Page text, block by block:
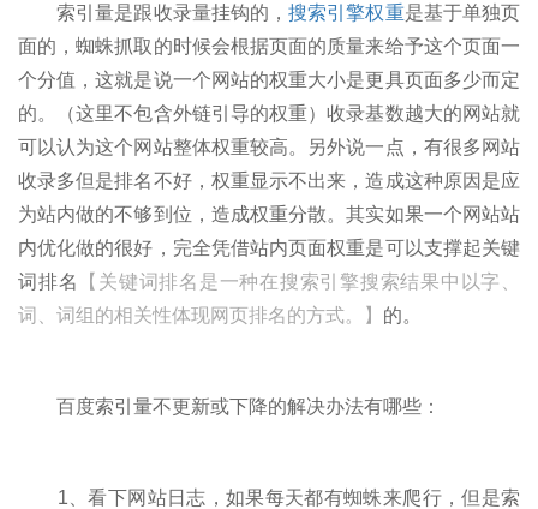
索引量是跟收录量挂钩的，搜索引擎权重是基于单独页
面的，蜘蛛抓取的时候会根据页面的质量来给予这个页面一
个分值，这就是说一个网站的权重大小是更具页面多少而定
的。（这里不包含外链引导的权重）收录基数越大的网站就
可以认为这个网站整体权重较高。另外说一点，有很多网站
收录多但是排名不好，权重显示不出来，造成这种原因是应
为站内做的不够到位，造成权重分散。其实如果一个网站站
内优化做的很好，完全凭借站内页面权重是可以支撑起关键
词排名
【关键词排名是一种在搜索引擎搜索结果中以字、
词、词组的相关性体现网页排名的方式。】 的。
百度索引量不更新或下降的解决办法有哪些：
1、看下网站日志，如果每天都有蜘蛛来爬行，但是索